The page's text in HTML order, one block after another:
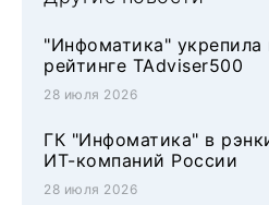
"Инфоматика" укрепила
рейтинге TAdviser500
28 июля 2026
ГК "Инфоматика" в
ИТ-компаний России
28 июля 2026